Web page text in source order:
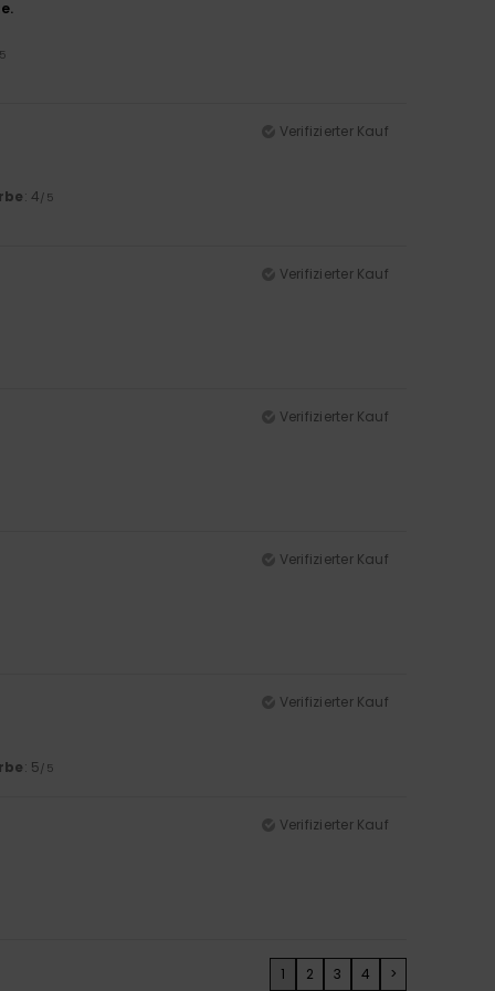
Verifizierter Kauf
: 4/5
Verifizierter Kauf
Verifizierter Kauf
Verifizierter Kauf
Verifizierter Kauf
: 5/5
Verifizierter Kauf
1 2 3 4 >